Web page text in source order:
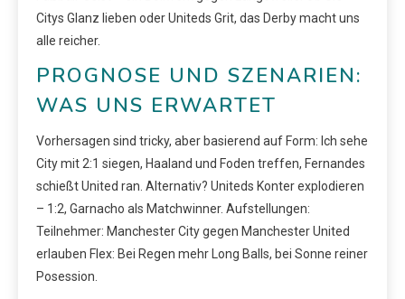
Citys Glanz lieben oder Uniteds Grit, das Derby macht uns
alle reicher.
PROGNOSE UND SZENARIEN:
WAS UNS ERWARTET
Vorhersagen sind tricky, aber basierend auf Form: Ich sehe
City mit 2:1 siegen, Haaland und Foden treffen, Fernandes
schießt United ran. Alternativ? Uniteds Konter explodieren
– 1:2, Garnacho als Matchwinner. Aufstellungen:
Teilnehmer: Manchester City gegen Manchester United
erlauben Flex: Bei Regen mehr Long Balls, bei Sonne reiner
Posession.